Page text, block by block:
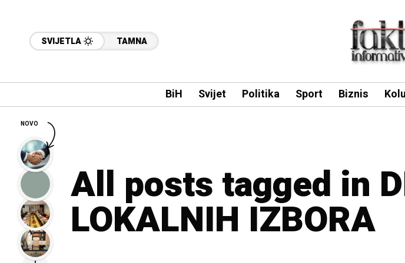
SVIJETLA TAMNA
BiH Svijet Politika Sport Biznis
All posts tagged in
LOKALNIH IZBORA
NOVO